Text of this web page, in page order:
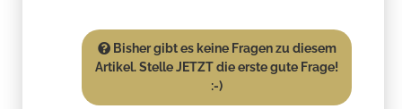
Bisher gibt es keine Fragen zu diesem
Artikel. Stelle JETZT die erste gute Frage!
:-)